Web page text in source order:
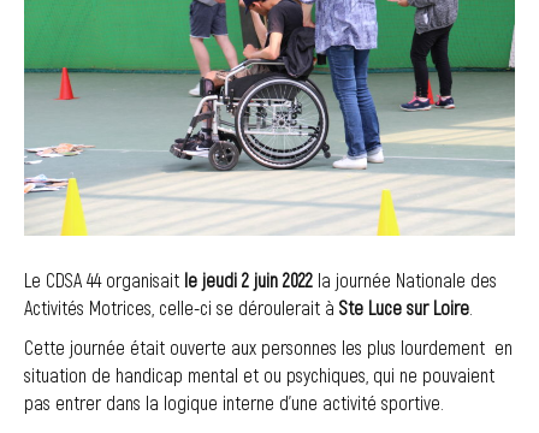
Le CDSA 44 organisait le jeudi 2 juin 2022 la journée Nationale des
Activités Motrices, celle-ci se déroulerait à Ste Luce sur Loire
Cette journée était ouverte aux personnes les plus lourdement en
situation de handicap mental et ou psychiques, qui ne pouvaient
pas entrer dans la logique interne d’une activité sportive.